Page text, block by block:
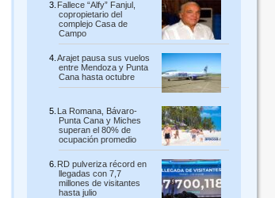
Fallece “Alfy” Fanjul,
copropietario del
complejo Casa de
Campo
Arajet pausa sus vuelos
entre Mendoza y Punta
Cana hasta octubre
La Romana, Bávaro-
Punta Cana y Miches
superan el 80% de
ocupación promedio
RD pulveriza récord en
llegadas con 7,7
millones de visitantes
hasta julio